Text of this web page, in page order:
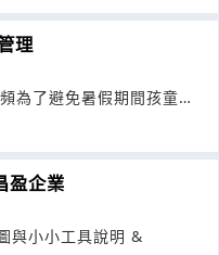
理
為了避免暑假期間孩童過
盈企業
日昌盈企業工廠 2015年蠟線類DM圖與小小工具說明 &